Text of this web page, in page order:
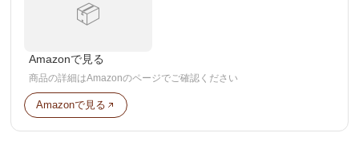
📦
Amazonで見る
商品の詳細はAmazonのページでご確認ください
Amazonで見る